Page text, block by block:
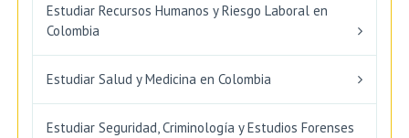
Estudiar Recursos Humanos y Riesgo Laboral en
Colombia
Estudiar Salud y Medicina en Colombia
Estudiar Seguridad, Criminología y Estudios Forenses